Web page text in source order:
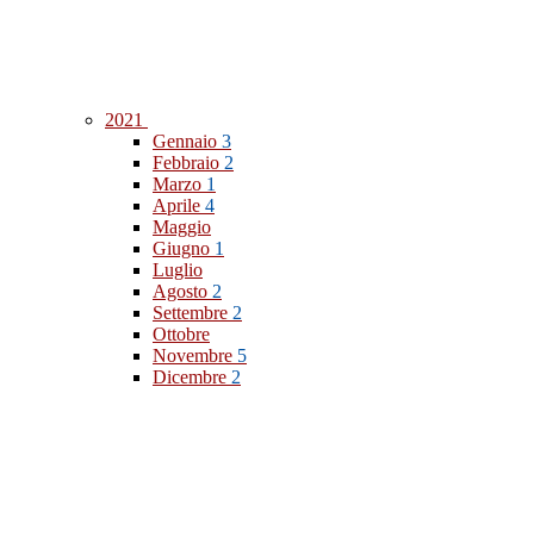
2021
Gennaio 3
Febbraio 2
Marzo 1
Aprile 4
Maggio
Giugno 1
Luglio
Agosto 2
Settembre 2
Ottobre
Novembre 5
Dicembre 2